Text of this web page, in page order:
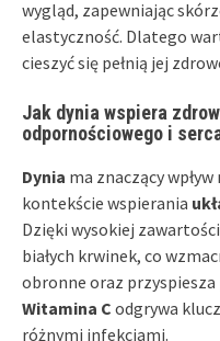
wygląd, zapewniając
elastyczność. Dlatego
cieszyć się pełnią jej
Jak dynia wspiera
odpornościowego i
Dynia ma znaczący
kontekście wspierania
Dzięki wysokiej zawartości
białych krwinek, co
obronne oraz
Witamina C odgrywa
różnymi infekcjami.